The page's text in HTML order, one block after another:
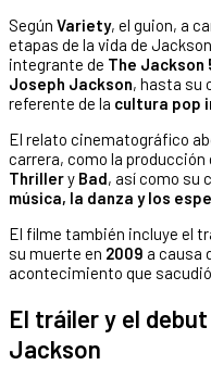
Según Variety, el guion, a
etapas de la vida de
integrante de The Jackson
Joseph Jackson, hasta su
referente de la cultura pop
El relato cinematográfico
carrera, como la
Thrillery Bad, así como su
música, la danza y los
El filme también incluye el
su muerte en 2009 a causa
acontecimiento que
El tráiler y el
Jackson